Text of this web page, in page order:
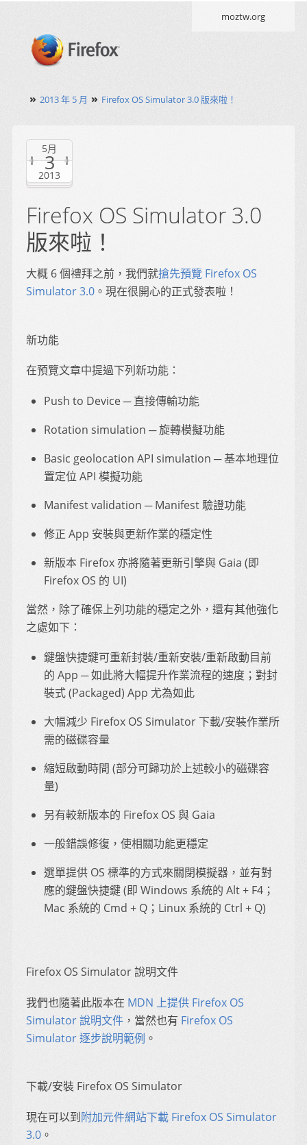
moztw.org
» 2013 年 5 月 » Firefox OS Simulator 3.0 版來啦！
5月
3
2013
Firefox OS Simulator 3.0
版來啦！
大概 6 個禮拜之前，我們就搶先預覽 Firefox OS
Simulator 3.0 。現在很開心的正式發表啦！
新功能
在預覽文章中提過下列新功能：
Push to Device ─ 直接傳輸功能
Rotation simulation ─ 旋轉模擬功能
Basic geolocation API simulation ─ 基本地理位
置定位 API 模擬功能
Manifest validation ─ Manifest 驗證功能
修正 App 安裝與更新作業的穩定性
新版本 Firefox 亦將隨著更新引擎與 Gaia (即
Firefox OS 的 UI)
當然，除了確保上列功能的穩定之外，還有其他強化
之處如下：
鍵盤快捷鍵可重新封裝/重新安裝/重新啟動目前
的 App ─ 如此將大幅提升作業流程的速度；對封
裝式 (Packaged) App 尤為如此
大幅減少 Firefox OS Simulator 下載/安裝作業所
需的磁碟容量
縮短啟動時間 (部分可歸功於上述較小的磁碟容
量)
另有較新版本的 Firefox OS 與 Gaia
一般錯誤修復，使相關功能更穩定
選單提供 OS 標準的方式來關閉模擬器，並有對
應的鍵盤快捷鍵 (即 Windows 系統的 Alt + F4；
Mac 系統的 Cmd + Q；Linux 系統的 Ctrl + Q)
Firefox OS Simulator 說明文件
我們也隨著此版本在 MDN 上提供 Firefox OS
Simulator 說明文件 ，當然也有 Firefox OS
Simulator 逐步說明範例 。
下載/安裝 Firefox OS Simulator
現在可以到附加元件網站下載 Firefox OS Simulator
3.0 。